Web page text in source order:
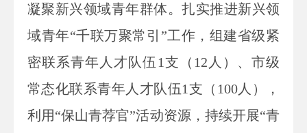
凝聚新兴领域青年群体。扎实推进新兴领
域青年“千联万聚常引”工作，组建省级紧
密联系青年人才队伍1支（12人）、市级
常态化联系青年人才队伍1支（100人），
利用“保山青荐官”活动资源，持续开展“青